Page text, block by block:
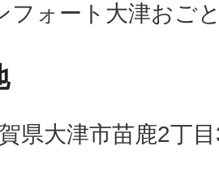
フォート大津おご
県大津市苗鹿2丁